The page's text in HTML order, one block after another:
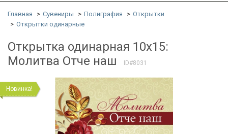
Главная Сувениры Полиграфия
Открытки
Открытки одинарные
Открытка одинарная 10x15:
Молитва Отче наш
ID#8031
Новинка!